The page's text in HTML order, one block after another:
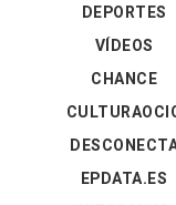
DEPORTES
VÍDEOS
CHANCE
EPDATA.ES